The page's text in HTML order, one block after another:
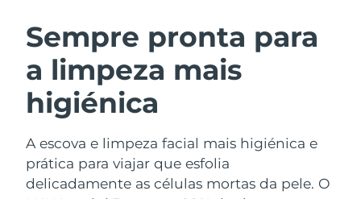
Sempre pronta para
a limpeza mais
higiénica
A escova e limpeza facial mais higiénica e
prática para viajar que esfolia
delicadamente as células mortas da pele. O
Limpeza facial
Anti-aging massage
Microcurrent toning
Hidratação Cuidado oral
Áustria Entrega prevista
Barein Entrega prevista
Bélgica
Bermudas Entrega prevista8/15/26
Bósnia e
Herzegovina
Entrega prevista8/12/26